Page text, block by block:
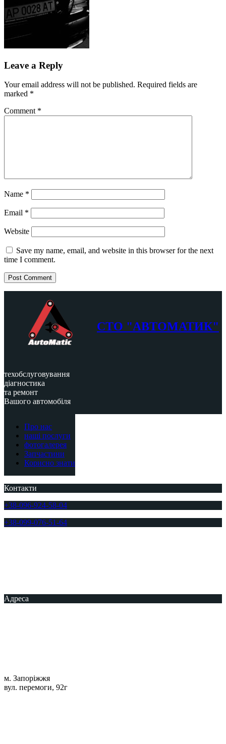
Leave a Reply
Your email address will not be published. Required fields are
marked *
Comment *
Name *
Email *
Website
Save my name, email, and website in this browser for the next
time I comment.
СТО "АВТОМАТИК"
техобслуговування
діагностика
та ремонт
Вашого автомобіля
Про нас
наші послуги
фотогалерея
Запчастини
Корисно знати
Контакти
+38-096-924-58-04
+38-099-076-51-64
Адреса
м. Запоріжжя
вул. перемоги, 92г